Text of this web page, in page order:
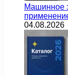
Машинное
04.08.2026